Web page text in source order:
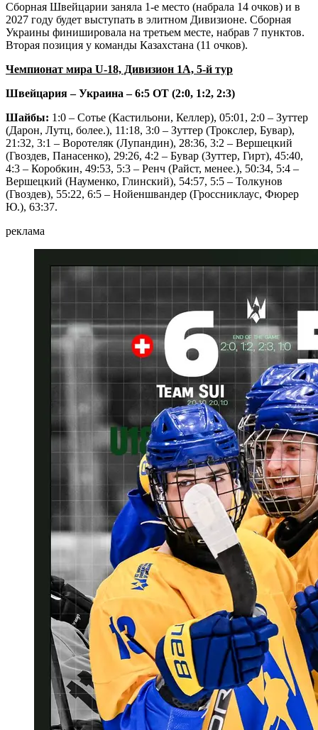
Сборная Швейцарии заняла 1-е место (набрала 14 очков) и в
2027 году будет выступать в элитном Дивизионе. Сборная
Украины финишировала на третьем месте, набрав 7 пунктов.
Вторая позиция у команды Казахстана (11 очков).
Чемпионат мира U-18, Дивизион 1А, 5-й тур
Швейцария – Украина – 6:5 ОТ (2:0, 1:2, 2:3)
Шайбы: 1:0 – Сотье (Кастильони, Келлер), 05:01, 2:0 – Зуттер
(Дарон, Лутц, более.), 11:18, 3:0 – Зуттер (Трокслер, Бувар),
21:32, 3:1 – Воротеляк (Лупандин), 28:36, 3:2 – Вершецкий
(Гвоздев, Панасенко), 29:26, 4:2 – Бувар (Зуттер, Гирт), 45:40,
4:3 – Коробкин, 49:53, 5:3 – Ренч (Райст, менее.), 50:34, 5:4 –
Вершецкий (Науменко, Глинский), 54:57, 5:5 – Толкунов
(Гвоздев), 55:22, 6:5 – Нойеншвандер (Гроссниклаус, Фюрер
Ю.), 63:37.
реклама